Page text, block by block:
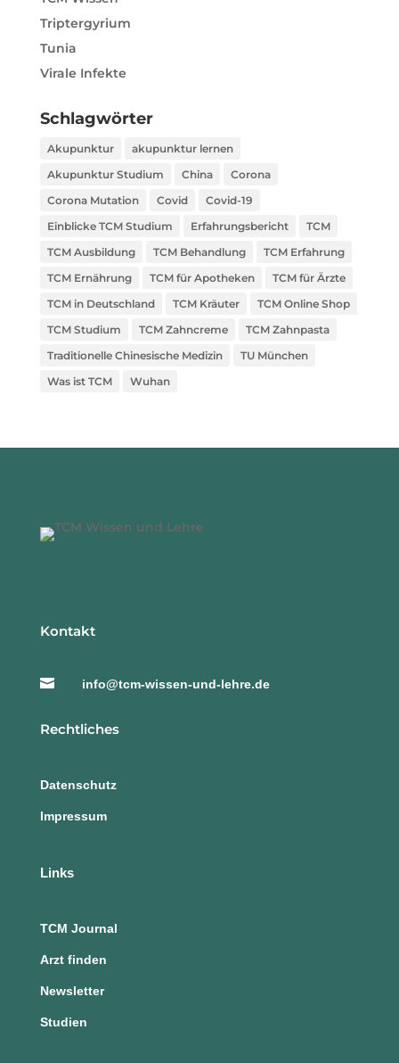
Triptergyrium
Tunia
Virale Infekte
Schlagwörter
Akupunktur
akupunktur lernen
Akupunktur Studium
China
Corona
Corona Mutation
Covid
Covid-19
Einblicke TCM Studium
Erfahrungsbericht
TCM
TCM Ausbildung
TCM Behandlung
TCM Erfahrung
TCM Ernährung
TCM für Apotheken
TCM für Ärzte
TCM in Deutschland
TCM Kräuter
TCM Online Shop
TCM Studium
TCM Zahncreme
TCM Zahnpasta
Traditionelle Chinesische Medizin
TU München
Was ist TCM
Wuhan
Kontakt
 info@tcm-wissen-und-lehre.de
Rechtliches
Datenschutz
Impressum
Links
TCM Journal
Arzt finden
Newsletter
Studien